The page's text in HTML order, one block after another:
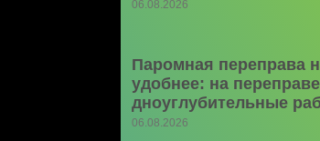
06.08.2026
Паромная переправа
удобнее: на
дноуглубительные
06.08.2026